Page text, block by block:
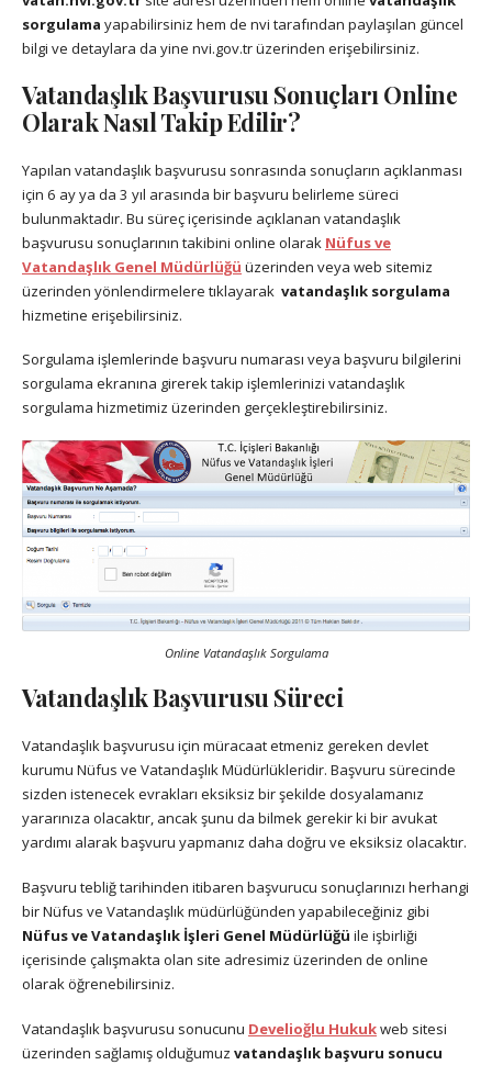
sorgulama yapabilirsiniz hem de nvi tarafından paylaşılan güncel
bilgi ve detaylara da yine nvi.gov.tr üzerinden erişebilirsiniz.
Vatandaşlık Başvurusu Sonuçları Online
Olarak Nasıl Takip Edilir?
Yapılan vatandaşlık başvurusu sonrasında sonuçların açıklanması
için 6 ay ya da 3 yıl arasında bir başvuru belirleme süreci
bulunmaktadır. Bu süreç içerisinde açıklanan vatandaşlık
başvurusu sonuçlarının takibini online olarak Nüfus ve
Vatandaşlık Genel Müdürlüğü üzerinden veya web sitemiz
üzerinden yönlendirmelere tıklayarak vatandaşlık sorgulama
hizmetine erişebilirsiniz.
Sorgulama işlemlerinde başvuru numarası veya başvuru bilgilerini
sorgulama ekranına girerek takip işlemlerinizi vatandaşlık
sorgulama hizmetimiz üzerinden gerçekleştirebilirsiniz.
Online Vatandaşlık Sorgulama
Vatandaşlık Başvurusu Süreci
Vatandaşlık başvurusu için müracaat etmeniz gereken devlet
kurumu Nüfus ve Vatandaşlık Müdürlükleridir. Başvuru sürecinde
sizden istenecek evrakları eksiksiz bir şekilde dosyalamanız
yararınıza olacaktır, ancak şunu da bilmek gerekir ki bir avukat
yardımı alarak başvuru yapmanız daha doğru ve eksiksiz olacaktır.
Başvuru tebliğ tarihinden itibaren başvurucu sonuçlarınızı herhangi
bir Nüfus ve Vatandaşlık müdürlüğünden yapabileceğiniz gibi
Nüfus ve Vatandaşlık İşleri Genel Müdürlüğü ile işbirliği
içerisinde çalışmakta olan site adresimiz üzerinden de online
olarak öğrenebilirsiniz.
Vatandaşlık başvurusu sonucunu Develioğlu Hukukweb sitesi
üzerinden sağlamış olduğumuz vatandaşlık başvuru sonucu